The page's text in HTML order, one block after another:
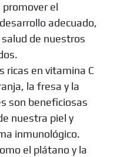
el
adecuado,
de nuestros
ricas en vitamina C
la fresa y la
son beneficiosas
nuestra piel y
inmunológico.
el plátano y la